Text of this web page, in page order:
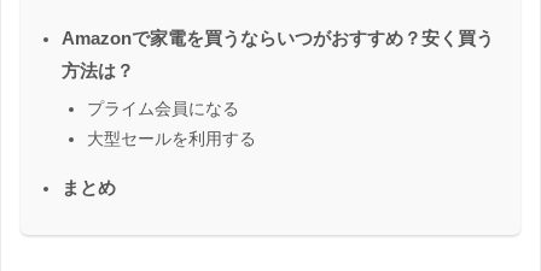
Amazonで家電を買うならいつがおすすめ？安く買う
方法は？
プライム会員になる
大型セールを利用する
まとめ